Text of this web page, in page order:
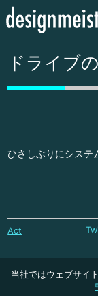
ドライブ
ひさしぶりにシステ
Act
当社ではウェブサイ